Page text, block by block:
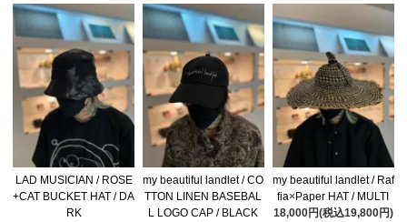
LAD MUSICIAN / ROSE
+CAT BUCKET HAT / DA
RK
my beautiful landlet / CO
TTON LINEN BASEBAL
L LOGO CAP / BLACK
my beautiful landlet / Raf
fia×Paper HAT / MULTI
18,000円(税込19,800円)